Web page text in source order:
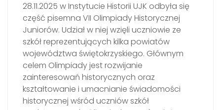
28.11.2025 w Instytucie Historii UJK odbyła się
część pisemna VII Olimpiady Historycznej
Juniorów. Udział w niej wzięli uczniowie ze
szkół reprezentujących kilka powiatów
województwa świętokrzyskiego. Głównym
celem Olimpiady jest rozwijanie
zainteresowań historycznych oraz
kształtowanie i umacnianie świadomości
historycznej wśród uczniów szkół